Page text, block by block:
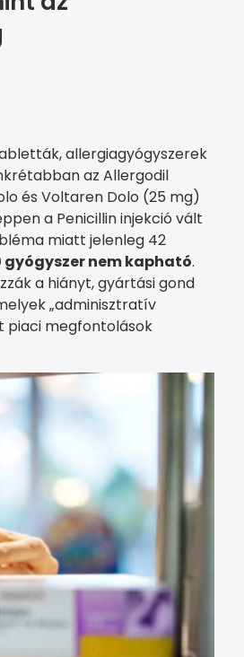
allergiagyógyszerek
az Allergodil
és Voltaren Dolo (25 mg)
a Penicillin injekció vált
miatt jelenleg 42
nem kapható.
a hiányt, gyártási gond
„adminisztratív
piaci megfontolások